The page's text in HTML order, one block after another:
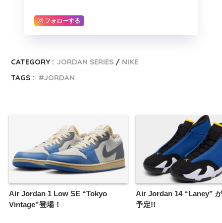
フォローする
CATEGORY : JORDAN SERIES
NIKE
TAGS :
JORDAN
Air Jordan 1 Low SE “Tokyo
Vintage”登場！
Air Jordan 14 “Laney”
予定!!